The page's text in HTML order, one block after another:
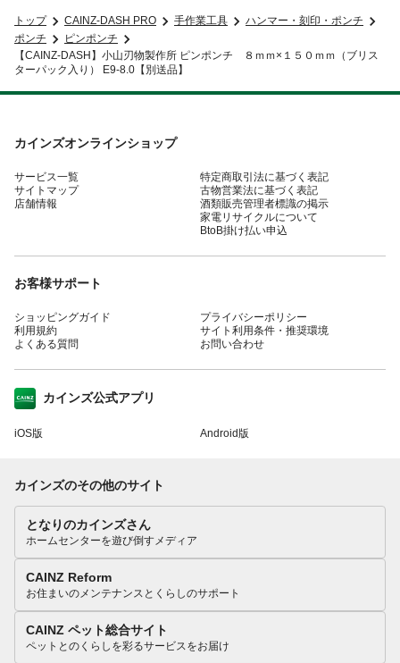
トップ CAINZ-DASH PRO 手作業工具
ハンマー・刻印・ポンチ
ポンチ
ピンポンチ
【CAINZ-DASH】小山刃物製作所 ピンポンチ ８ｍｍ×１５０ｍｍ（ブリス
ターパック入り） E9-8.0【別送品】
カインズオンラインショップ
サービス一覧
サイトマップ
店舗情報
特定商取引法に基づく表記
古物営業法に基づく表記
酒類販売管理者標識の掲示
家電リサイクルについて
BtoB掛け払い申込
お客様サポート
ショッピングガイド
利用規約
よくある質問
プライバシーポリシー
サイト利用条件・推奨環境
お問い合わせ
カインズ公式アプリ
iOS版 Android版
カインズのその他のサイト
となりのカインズさん
ホームセンターを遊び倒すメディア
CAINZ Reform
お住まいのメンテナンスとくらしのサポート
CAINZ ペット総合サイト
ペットとのくらしを彩るサービスをお届け